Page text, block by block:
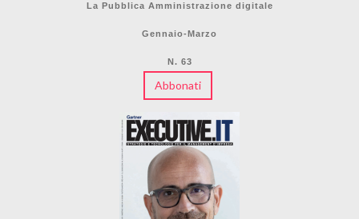
La Pubblica Amministrazione digitale
Gennaio-Marzo
N. 63
Abbonati